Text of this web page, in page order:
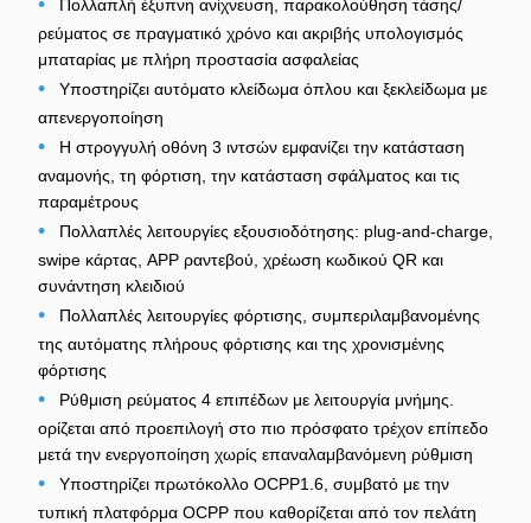
Πολλαπλή έξυπνη ανίχνευση, παρακολούθηση τάσης/
ρεύματος σε πραγματικό χρόνο και ακριβής υπολογισμός
μπαταρίας με πλήρη προστασία ασφαλείας
•
Υποστηρίζει αυτόματο κλείδωμα όπλου και ξεκλείδωμα με
απενεργοποίηση
•
Η στρογγυλή οθόνη 3 ιντσών εμφανίζει την κατάσταση
αναμονής, τη φόρτιση, την κατάσταση σφάλματος και τις
παραμέτρους
•
Πολλαπλές λειτουργίες εξουσιοδότησης: plug-and-charge,
swipe κάρτας, APP ραντεβού, χρέωση κωδικού QR και
συνάντηση κλειδιού
•
Πολλαπλές λειτουργίες φόρτισης, συμπεριλαμβανομένης
της αυτόματης πλήρους φόρτισης και της χρονισμένης
φόρτισης
•
Ρύθμιση ρεύματος 4 επιπέδων με λειτουργία μνήμης.
ορίζεται από προεπιλογή στο πιο πρόσφατο τρέχον επίπεδο
μετά την ενεργοποίηση χωρίς επαναλαμβανόμενη ρύθμιση
•
Υποστηρίζει πρωτόκολλο OCPP1.6, συμβατό με την
τυπική πλατφόρμα OCPP που καθορίζεται από τον πελάτη